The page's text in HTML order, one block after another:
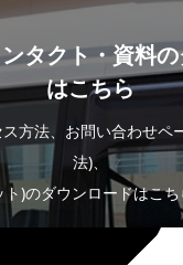
タクト・資料
はこちら
方法、お問い合わせペ
法)、
)のダウンロードはこ